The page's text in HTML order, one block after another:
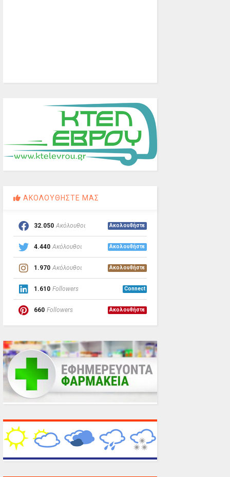
ΑΚΟΛΟΥΘΗΣΤΕ ΜΑΣ
32.050 Ακόλουθοι Ακολουθήστε
4.440 Ακόλουθοι Ακολουθήστε
1.970 Ακόλουθοι Ακολουθήστε
1.610 Followers Connect
660 Followers Ακολουθήστε